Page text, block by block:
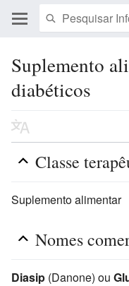
Suplemento
diabéticos
Classe
Suplemento alimentar
Nomes
Diasip (Danone) ou